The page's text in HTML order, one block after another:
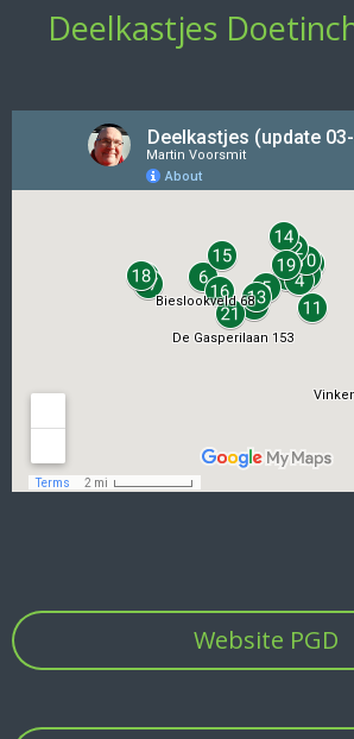
de
hoofdinhoud
Deelkastjes
Website PGD